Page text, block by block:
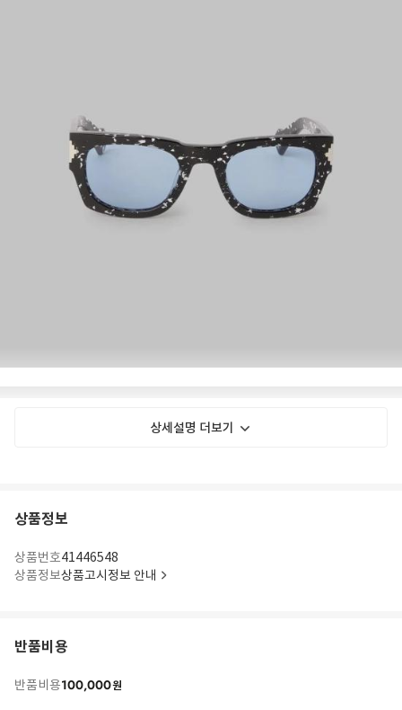
상세설명 더보기
상품정보
상품번호41446548
상품정보상품고시정보 안내
반품비용
반품비용100,000원